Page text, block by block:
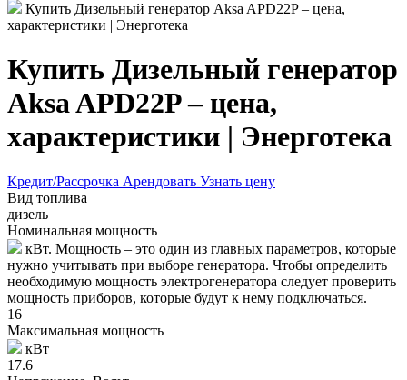
Купить Дизельный генератор Aksa APD22P – цена,
характеристики | Энерготека
Купить Дизельный генератор
Aksa APD22P – цена,
характеристики | Энерготека
Кредит/Рассрочка Арендовать Узнать цену
Вид топлива
дизель
Номинальная мощность
кВт. Мощность – это один из главных параметров, которые
нужно учитывать при выборе генератора. Чтобы определить
необходимую мощность электрогенератора следует проверить
мощность приборов, которые будут к нему подключаться.
16
Максимальная мощность
кВт
17.6